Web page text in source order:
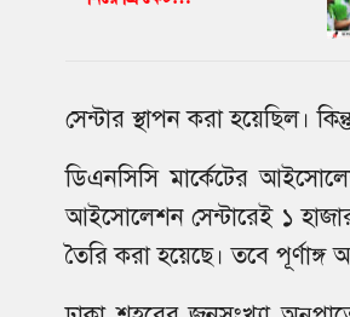
সেন্টার স্থাপন করা হয়েছিল।
ডিএনসিসি মার্কেটের
আইসোলেশন সেন্টারেই ১
তৈরি করা হয়েছে। তবে